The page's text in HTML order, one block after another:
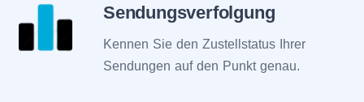
Sendungsverfolgung
Kennen Sie den Zustellstatus Ihrer
Sendungen auf den Punkt genau.